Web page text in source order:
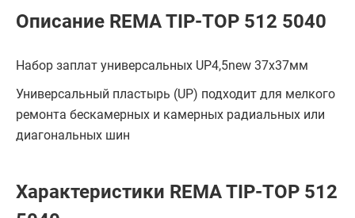
Описание REMA TIP-TOP 512 5040
Набор заплат универсальных UP4,5new 37х37мм
Универсальный пластырь (UP) подходит для мелкого
ремонта бескамерных и камерных радиальных или
диагональных шин
Характеристики REMA TIP-TOP 512